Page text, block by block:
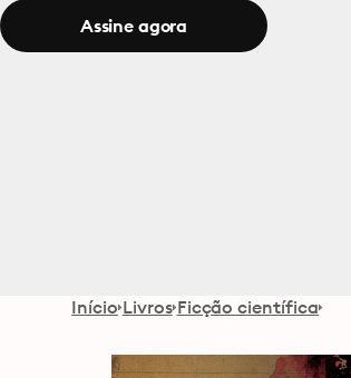
Assine agora
Início Livros Ficção científica